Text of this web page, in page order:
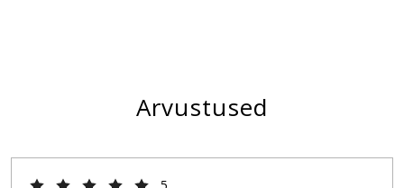
Arvustused